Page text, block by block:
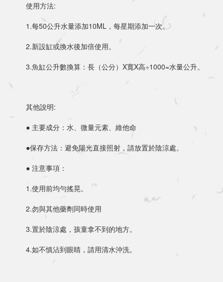
	使用方法:
	1.每50公升水量添加10ML，每星期添加一次。
	2.新設缸或換水後加倍使用。
	3.魚缸公升數換算：長（公分）X寬X高÷1000=水量公升。
	其他說明:
	● 主要成分：水、微量元素、維他命
	●保存方法：避免陽光直接照射，請放置於陰涼處。
	● 注意事項：
	1.使用前均勻搖晃。
	2.勿與其他藥劑同時使用
	3.置於陰涼處，孩童拿不到的地方。
	4.如不慎沾到眼睛，請用清水沖洗。